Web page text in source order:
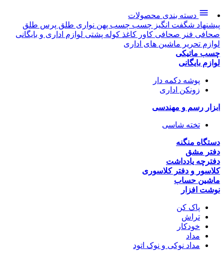
دسته بندی محصولات
پیشنهاد شگفت انگیز چسب چسب پهن نواری طلق پرس طلق
صحافی فنر صحافی کاور کاغذ کوله پشتی لوازم اداری و بایگانی
لوازم تحریر ماشین های اداری
چسب ماتیکی
لوازم بایگانی
پوشه دکمه دار
زونکن اداری
ابزار رسم و مهندسی
تخته شاسی
دستگاه منگنه
دفتر مشق
دفترچه یادداشت
کلاسور و دفتر کلاسوری
ماشین حساب
نوشت افزار
پاک کن
تراش
خودکار
مداد
مداد نوکی و نوک اتود